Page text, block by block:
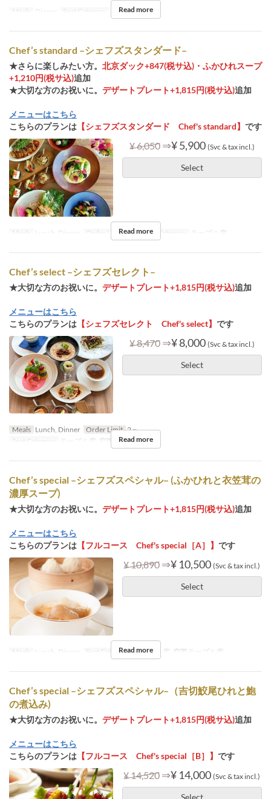
Meals Dinner Seat Category テーブル席
Read more
Chef’s standard –シェフズスタンダード–
★さらに楽しみたい方。 北京ダック+847(税サ込)・ふかひれスープ
+1,210円(税サ込)追加
★大切な方のお祝いに。 デザートプレート+1,815円(税サ込)追加
メニューはこちら
こちらのプランは 【シェフズスタンダード Chef's standard】 です
¥ 6,050 ⇒¥ 5,900 (Svc & tax incl.)
Select
Meals Lunch, Dinner Order Limit 2 ~ Seat Category テーブル席
Read more
Chef’s select –シェフズセレクト–
★大切な方のお祝いに。 デザートプレート+1,815円(税サ込)追加
メニューはこちら
こちらのプランは 【シェフズセレクト Chef's select】 です
¥ 8,470 ⇒¥ 8,000 (Svc & tax incl.)
Select
Meals Lunch, Dinner Order Limit 2 ~
Seat Category
テーブル席, 窓際テーブル席
Read more
Chef’s special –シェフズスペシャル– (ふかひれと衣笠茸の
濃厚スープ)
★大切な方のお祝いに。 デザートプレート+1,815円(税サ込)追加
メニューはこちら
こちらのプランは 【フルコース Chef's special［A］】 です
¥ 10,890 ⇒¥ 10,500 (Svc & tax incl.)
Select
Meals Lunch, Dinner Seat Category テーブル席, 窓際テーブル席
Read more
Chef’s special –シェフズスペシャル–（吉切鮫尾ひれと鮑
の煮込み)
★大切な方のお祝いに。 デザートプレート+1,815円(税サ込)追加
メニューはこちら
こちらのプランは 【フルコース Chef's special［B］】 です
¥ 14,520 ⇒¥ 14,000 (Svc & tax incl.)
Select